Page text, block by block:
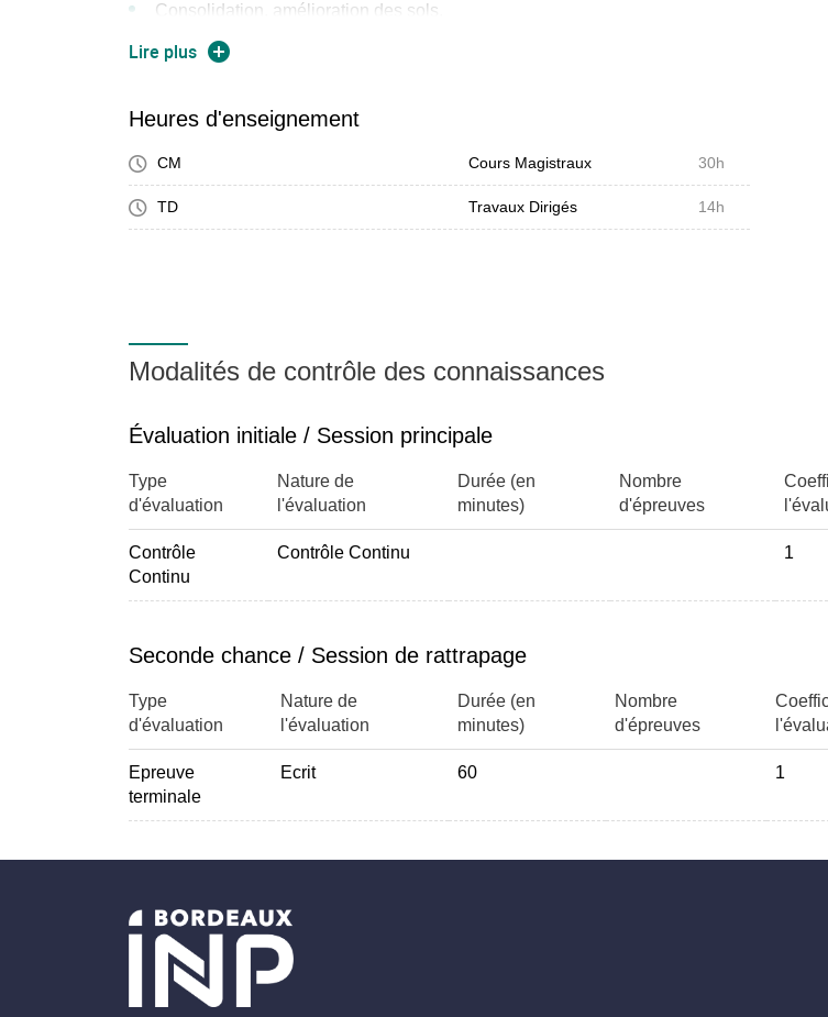
Consolidation, amélioration des sols.
Lire plus
Heures d'enseignement
CM Cours Magistraux 30h
TD Travaux Dirigés 14h
Modalités de contrôle des connaissances
Évaluation initiale / Session principale
Type
d'évaluation
Nature de
l'évaluation
Durée (en
minutes)
Nombre
d'épreuves
Contrôle
Continu
Contrôle Continu 1
Seconde chance / Session de rattrapage
Type
d'évaluation
Nature de
l'évaluation
Durée (en
minutes)
Nombre
d'épreuves
Epreuve
terminale
Ecrit 60 1